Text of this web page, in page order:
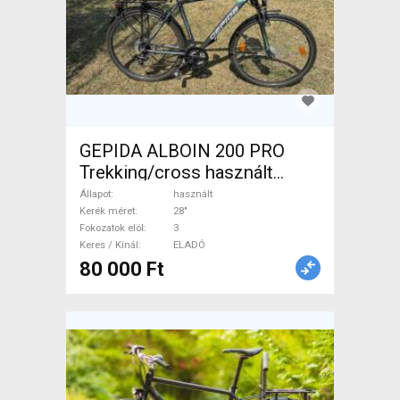
GEPIDA ALBOIN 200 PRO
Trekking/cross használt
ELADÓ
Állapot
használt
Kerék méret
28"
Fokozatok elöl
3
Keres / Kínál
ELADÓ
80 000 Ft